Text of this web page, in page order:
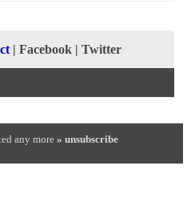
| Facebook| Twitter
any more » unsubscribe